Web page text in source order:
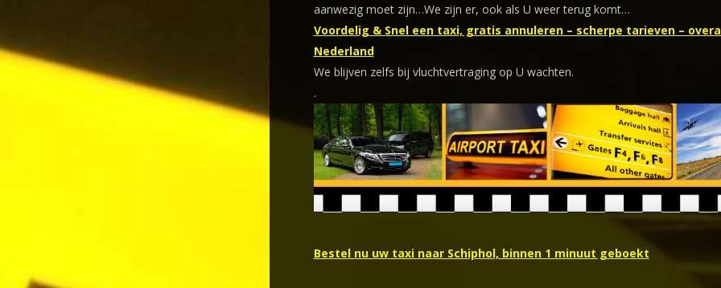
aanwezig moet zijn…We zijn er, ook als U weer terug komt…
Voordelig & Snel een taxi, gratis annuleren – scherpe tarieven –
Nederland
We blijven zelfs bij vluchtvertraging op U wachten.
.
Bestel nu uw taxi naar Schiphol, binnen 1 minuut geboekt